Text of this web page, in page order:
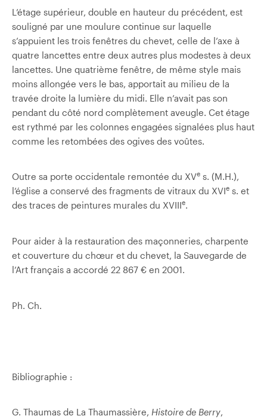
L’étage supérieur, double en hauteur du précédent, est
souligné par une moulure continue sur laquelle
s’appuient les trois fenêtres du chevet, celle de l’axe à
quatre lancettes entre deux autres plus modestes à deux
lancettes. Une quatrième fenêtre, de même style mais
moins allongée vers le bas, apportait au milieu de la
travée droite la lumière du midi. Elle n’avait pas son
pendant du côté nord complètement aveugle. Cet étage
est rythmé par les colonnes engagées signalées plus haut
comme les retombées des ogives des voûtes.
Outre sa porte occidentale remontée du XVe s. (M.H.),
l’église a conservé des fragments de vitraux du XVIe s. et
des traces de peintures murales du XVIIIe.
Pour aider à la restauration des maçonneries, charpente
et couverture du chœur et du chevet, la Sauvegarde de
l’Art français a accordé 22 867 € en 2001.
Ph. Ch.
Bibliographie :
G. Thaumas de La Thaumassière, Histoire de Berry,